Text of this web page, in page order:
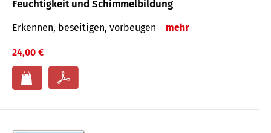
Feuchtigkeit und Schimmelbildung
Erkennen, beseitigen, vorbeugen mehr
24,00 €